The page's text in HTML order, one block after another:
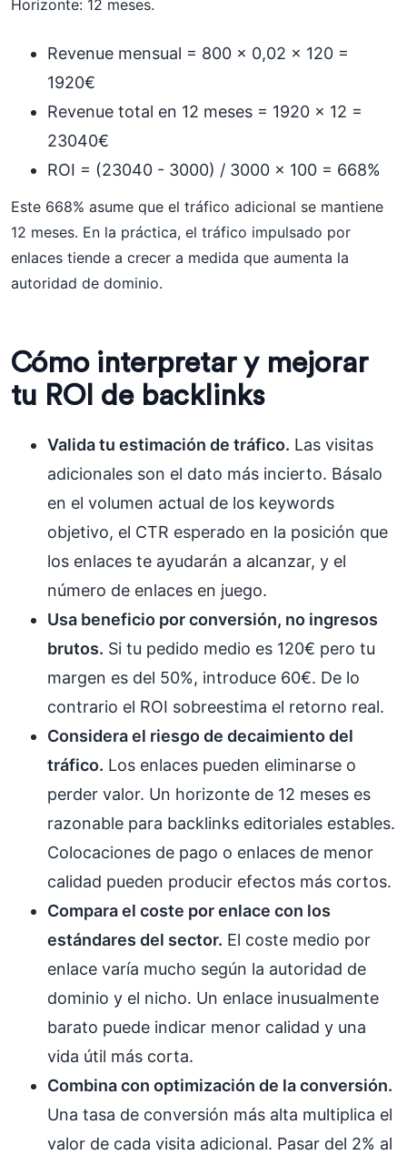
Horizonte: 12 meses.
Revenue mensual = 800 x 0,02 x 120 =
1920€
Revenue total en 12 meses = 1920 x 12 =
23040€
ROI = (23040 - 3000) / 3000 x 100 = 668%
Este 668% asume que el tráfico adicional se mantiene
12 meses. En la práctica, el tráfico impulsado por
enlaces tiende a crecer a medida que aumenta la
autoridad de dominio.
Cómo interpretar y mejorar
tu ROI de backlinks
Valida tu estimación de tráfico. Las visitas
adicionales son el dato más incierto. Básalo
en el volumen actual de los keywords
objetivo, el CTR esperado en la posición que
los enlaces te ayudarán a alcanzar, y el
número de enlaces en juego.
Usa beneficio por conversión, no ingresos
brutos. Si tu pedido medio es 120€ pero tu
margen es del 50%, introduce 60€. De lo
contrario el ROI sobreestima el retorno real.
Considera el riesgo de decaimiento del
tráfico. Los enlaces pueden eliminarse o
perder valor. Un horizonte de 12 meses es
razonable para backlinks editoriales estables.
Colocaciones de pago o enlaces de menor
calidad pueden producir efectos más cortos.
Compara el coste por enlace con los
estándares del sector. El coste medio por
enlace varía mucho según la autoridad de
dominio y el nicho. Un enlace inusualmente
barato puede indicar menor calidad y una
vida útil más corta.
Combina con optimización de la conversión.
Una tasa de conversión más alta multiplica el
valor de cada visita adicional. Pasar del 2% al